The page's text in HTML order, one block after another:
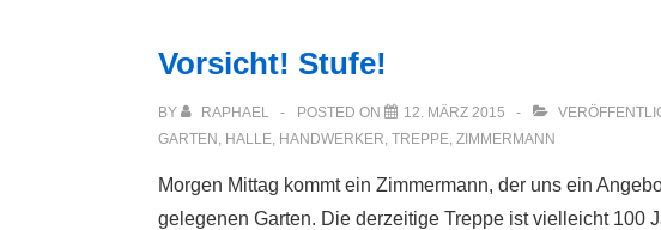
Vorsicht! Stufe!
BY RAPHAEL POSTED ON 12. MÄRZ 2015
GARTEN , HALLE, HANDWERKER, TREPPE, ZIMMERMANN
Morgen Mittag kommt ein Zimmermann, der uns ein
gelegenen Garten. Die derzeitige Treppe ist vielleicht 100